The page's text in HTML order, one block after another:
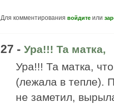
Для комментирования войдите или
27 - Ура!!! Та матка,
Ура!!! Та матка,
(лежала в тепле).
не заметил,